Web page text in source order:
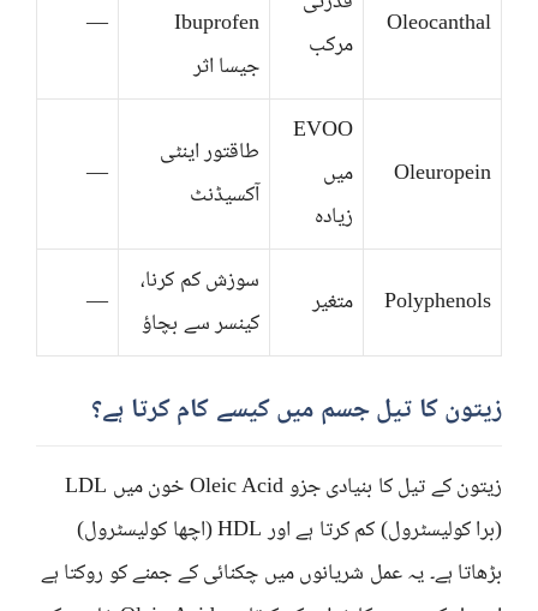
Oleocanthal
مرکب
Ibuprofen
جیسا اثر
—
Oleuropein
EVOO
میں
زیادہ
طاقتور اینٹی
آکسیڈنٹ
—
Polyphenols متغیر
سوزش کم کرنا،
کینسر سے بچاؤ
—
زیتون کا تیل جسم میں کیسے کام کرتا ہے؟
زیتون کے تیل کا بنیادی جزو Oleic Acid خون میں LDL
(برا کولیسٹرول) کم کرتا ہے اور HDL (اچھا کولیسٹرول)
بڑھاتا ہے۔ یہ عمل شریانوں میں چکنائی کے جمنے کو روکتا ہے